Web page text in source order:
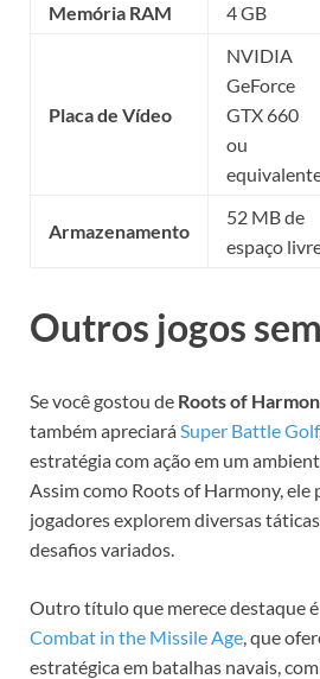
Memória RAM 4 GB
Placa de Vídeo
NVIDIA
GeForce
GTX 660
ou
Armazenamento
52 MB de
espaço
Outros jogos
Se você gostou de Roots of
também apreciará Super Battle Golf
estratégia com ação em um
Assim como Roots of Harmony, ele
jogadores explorem diversas
desafios variados.
Outro título que merece destaque é
Combat in the Missile Age , que
estratégica em batalhas navais,